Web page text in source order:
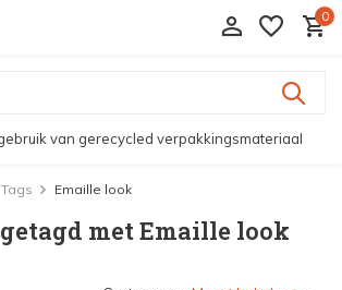
0
van gerecycled verpakkingsmateriaal
Tags Emaille look
met Emaille look